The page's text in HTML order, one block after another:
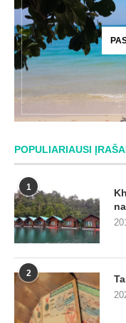
POPULIARIAUSI
1
2